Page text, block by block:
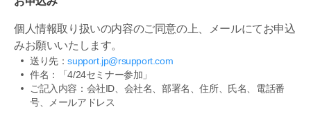
個人情報取り扱いの内容のご同意の上、メールにてお申込
みお願いいたします。
送り先：support.jp@rsupport.com
件名：「4/24セミナー参加」
ご記入内容：会社ID、会社名、部署名、住所、氏名、電話番
号、メールアドレス